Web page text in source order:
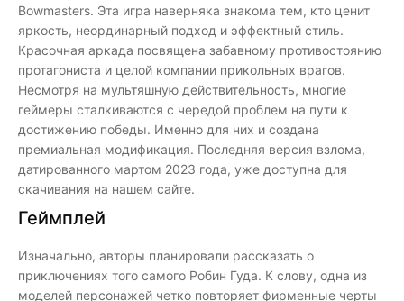
Bowmasters. Эта игра наверняка знакома тем, кто ценит
яркость, неординарный подход и эффектный стиль.
Красочная аркада посвящена забавному противостоянию
протагониста и целой компании прикольных врагов.
Несмотря на мультяшную действительность, многие
геймеры сталкиваются с чередой проблем на пути к
достижению победы. Именно для них и создана
премиальная модификация. Последняя версия взлома,
датированного мартом 2023 года, уже доступна для
скачивания на нашем сайте.
Геймплей
Изначально, авторы планировали рассказать о
приключениях того самого Робин Гуда. К слову, одна из
моделей персонажей четко повторяет фирменные черты